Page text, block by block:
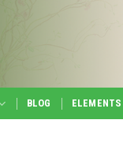
BLOG ELEMENTS